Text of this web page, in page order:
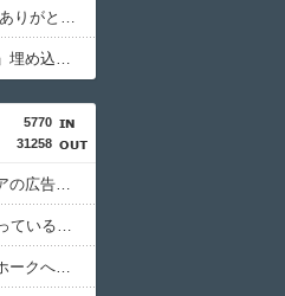
【熊本地震】AV女優の寄付に「汚い金やけどありがとう????」リプして大炎上→「寄付自体は否定してない」「なんでみんなそんな汚い言葉使えるの????」被害者面して火に油を注ぐ
【検閲】東大大学院のサイトに「六四天安門」埋め込む、60代教授を懲戒処分…ネット「日本っていつから天安門事件がタブーになったの？」
5770
31258
「もう二度と使わないからな」と某カーシェアの広告を信じた人が絶叫、船が遅れたからバスが無くなって困ってたりこの看板が…
中国に上陸する台風13号が絶妙なコースを辿っている！と話題に、中国の重要都市の上に長々と居座り続けるルートで……
「日本の反戦界隈終わってて草」と海自トマホークへの例の界隈の反応が話題に、今になって存在に気付いてしまった結果……